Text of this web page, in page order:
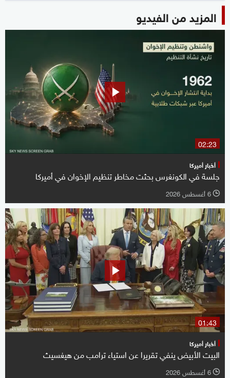
المزيد من الفيديو
02:23
أخبار أميركا
جلسة في الكونغرس بحثت مخاطر تنظيم الإخوان في أميركا
l 6 أغسطس 2026
01:43
أخبار أميركا
البيت الأبيض ينفي تقريرا عن استياء ترامب من هيغسيث
l 6 أغسطس 2026